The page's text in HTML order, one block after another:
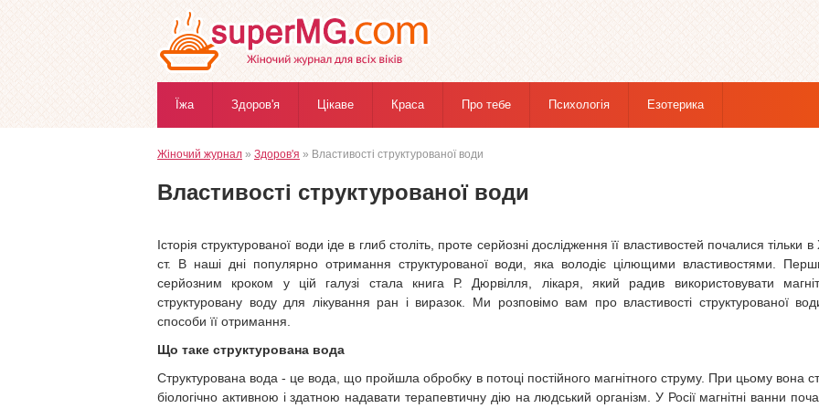
Їжа Здоров'я Цікаве Краса Про тебе Психологія Езотерика
Жіночий журнал » Здоров'я » Властивості структурованої води
Властивості структурованої води
Історія структурованої води іде в глиб століть, проте серйозні дослідження її властивостей почалися тільки в
ст. В наші дні популярно отримання структурованої води, яка володіє цілющими властивостями.
серйозним кроком у цій галузі стала книга Р. Дюрвілля, лікаря, який радив використовувати
структуровану воду для лікування ран і виразок. Ми розповімо вам про властивості структурованої
способи її отримання.
Що таке структурована вода
Структурована вода - це вода, що пройшла обробку в потоці постійного магнітного струму. При цьому вона
біологічно активною і здатною надавати терапевтичну дію на людський організм. У Росії магнітні ванни